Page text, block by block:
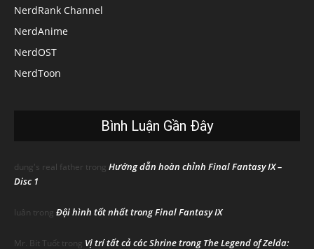
NerdRank Channel
NerdAnime
NerdOST
NerdToon
Bình Luận Gần Đây
dung's real father trong Hướng dẫn hoàn chỉnh Final Fantasy IX –
Disc 1
luân trong Đội hình tốt nhất trong Final Fantasy IX
Mr. Bít Tuốt trong Vị trí tất cả các Shrine trong The Legend of Zelda: